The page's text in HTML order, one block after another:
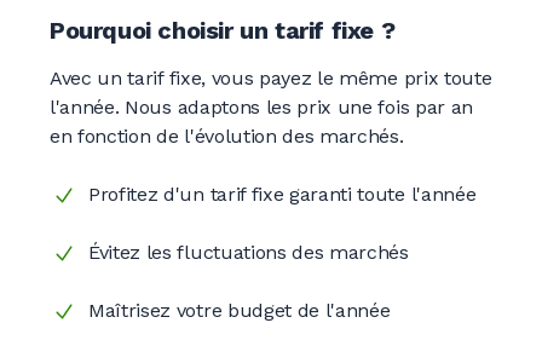
Pourquoi choisir un tarif fixe ?
Avec un tarif fixe, vous payez le même prix toute
l'année. Nous adaptons les prix une fois par an
en fonction de l'évolution des marchés.
Profitez d'un tarif fixe garanti toute l'année
Évitez les fluctuations des marchés
Maîtrisez votre budget de l'année